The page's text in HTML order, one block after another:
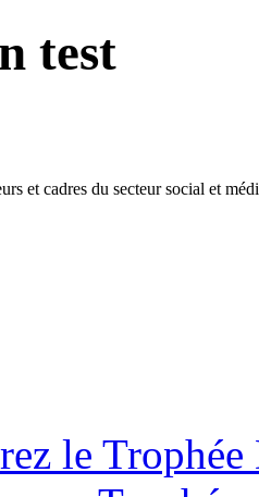
test
et cadres du secteur social et
le